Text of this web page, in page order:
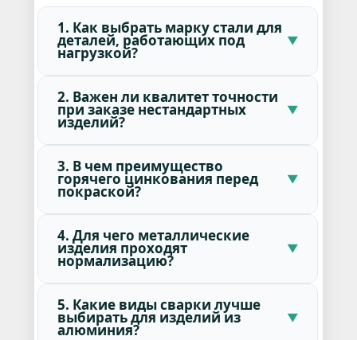
1. Как выбрать марку стали для
деталей, работающих под
нагрузкой?
2. Важен ли квалитет точности
при заказе нестандартных
изделий?
3. В чем преимущество
горячего цинкования перед
покраской?
4. Для чего металлические
изделия проходят
нормализацию?
5. Какие виды сварки лучше
выбирать для изделий из
алюминия?